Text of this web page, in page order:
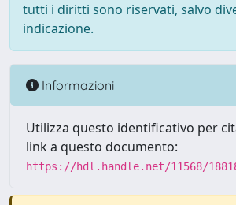
tutti i diritti sono riservati, salvo
indicazione.
Informazioni
Utilizza questo identificativo per
link a questo documento:
https://hdl.handle.net/11568/